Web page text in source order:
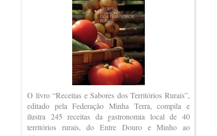
O livro “Receitas e Sabores dos Territórios Rurais”,
editado pela Federação Minha Terra, compila e
ilustra 245 receitas da gastronomia local de 40
territórios rurais, do Entre Douro e Minho ao